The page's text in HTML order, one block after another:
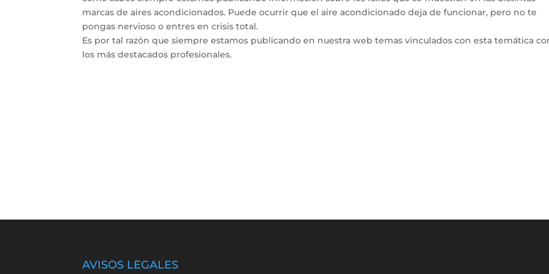
marcas de aires acondicionados. Puede ocurrir que el aire acondicionado deja de funcionar, pero no te
pongas nervioso o entres en crisis total.
Es por tal razón que siempre estamos publicando en nuestra web temas vinculados con esta temática
los más destacados profesionales.
AVISOS LEGALES